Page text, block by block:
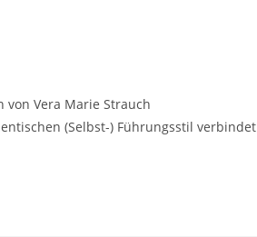
von Vera Marie Strauch
(Selbst-) Führungsstil verbindet